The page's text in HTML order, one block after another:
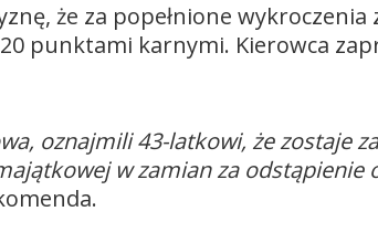
że za popełnione
punktami karnymi. Kierowca
oznajmili 43-latkowi, że zostaje
w zamian za odstąpienie